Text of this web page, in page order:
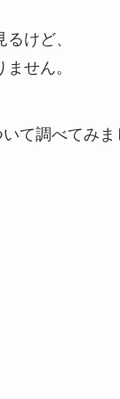
けど、
せん。
て調べてみ